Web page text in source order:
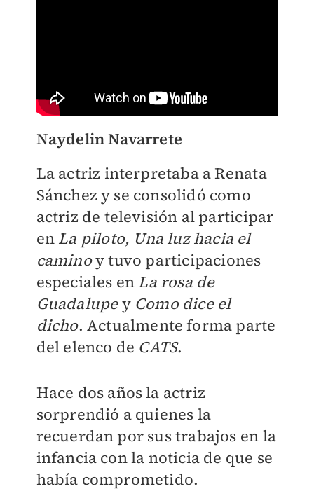
Naydelin Navarrete
La actriz interpretaba a Renata
Sánchez y se consolidó como
actriz de televisión al participar
enLa piloto, Una luz hacia el
caminoy tuvo participaciones
especiales en La rosa de
Guadalupey Como dice el
dicho. Actualmente forma parte
del elenco de CATS.
Hace dos años la actriz
sorprendió a quienes la
recuerdan por sus trabajos en la
infancia con la noticia de que se
había comprometido.